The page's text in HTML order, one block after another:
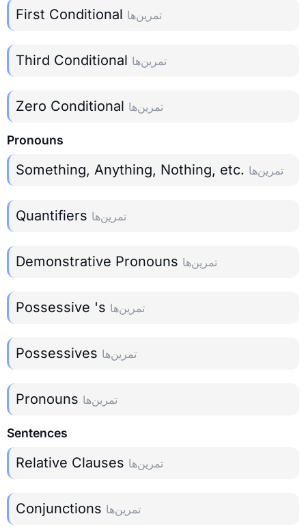
First Conditional تمرین‌ها
Third Conditional تمرین‌ها
Zero Conditional تمرین‌ها
Pronouns
Something, Anything, Nothing, etc. تمرین‌ها
Quantifiers تمرین‌ها
Demonstrative Pronouns تمرین‌ها
Possessive 's تمرین‌ها
Possessives تمرین‌ها
Pronouns تمرین‌ها
Sentences
Relative Clauses تمرین‌ها
Conjunctions تمرین‌ها